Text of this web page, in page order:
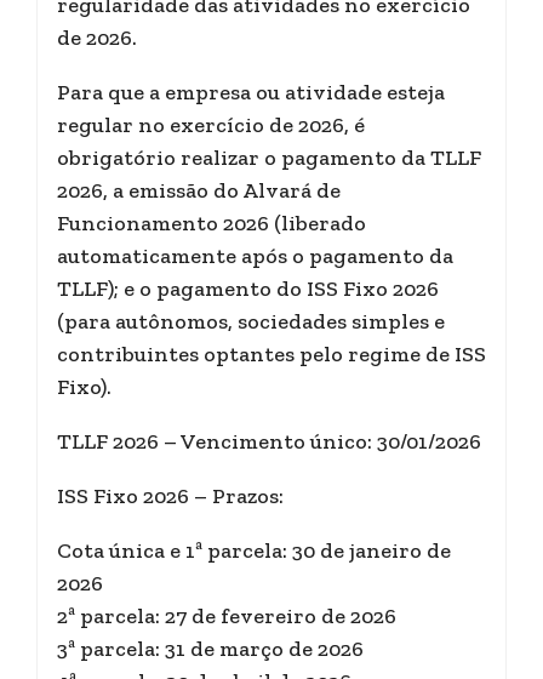
de 2026.
Para que a empresa ou atividade esteja
regular no exercício de 2026, é
obrigatório realizar o pagamento da TLLF
2026, a emissão do Alvará de
Funcionamento 2026 (liberado
automaticamente após o pagamento da
TLLF); e o pagamento do ISS Fixo 2026
(para autônomos, sociedades simples e
contribuintes optantes pelo regime de ISS
Fixo).
TLLF 2026 – Vencimento único: 30/01/2026
ISS Fixo 2026 – Prazos:
Cota única e 1ª parcela: 30 de janeiro de
2026
2ª parcela: 27 de fevereiro de 2026
3ª parcela: 31 de março de 2026